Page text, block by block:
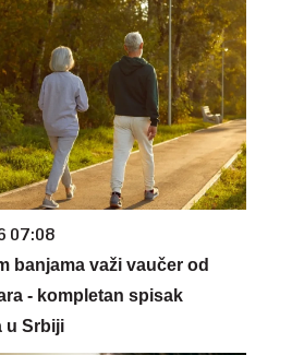
07:08
banjama važi vaučer od
- kompletan spisak
u Srbiji